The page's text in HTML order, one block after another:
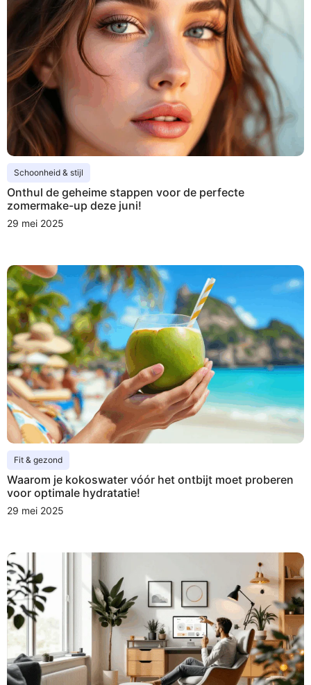
Schoonheid & stijl
Onthul de geheime stappen voor de perfecte
zomermake-up deze juni!
29 mei 2025
Fit & gezond
Waarom je kokoswater vóór het ontbijt moet proberen
voor optimale hydratatie!
29 mei 2025